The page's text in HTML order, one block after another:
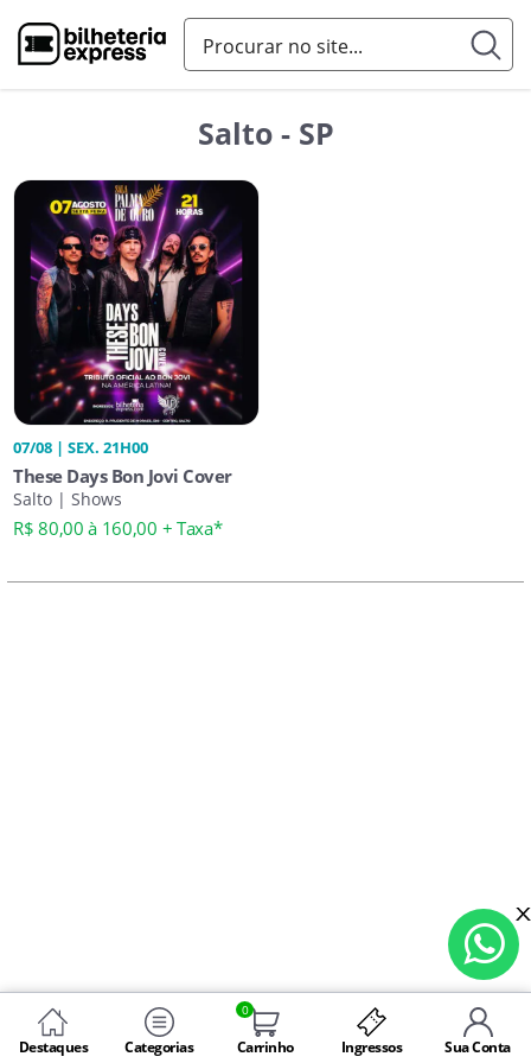
Destaques Categorias
0
Carrinho Ingressos Sua Conta
Salto - SP
07/08 | SEX. 21H00
These Days Bon Jovi Cover
Salto | Shows
R$ 80,00 à 160,00 + Taxa*